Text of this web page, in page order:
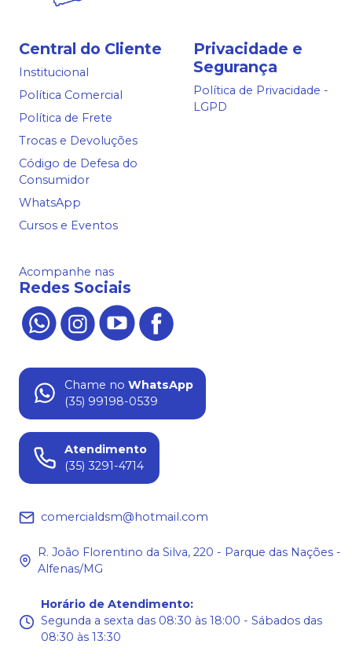
Central do Cliente
Institucional
Política Comercial
Política de Frete
Trocas e Devoluções
Código de Defesa do
Consumidor
WhatsApp
Cursos e Eventos
Privacidade e
Segurança
Política de Privacidade -
LGPD
Acompanhe nas
Redes Sociais
Chame no WhatsApp
(35) 99198-0539
Atendimento
(35) 3291-4714
comercialdsm@hotmail.com
R. João Florentino da Silva, 220 - Parque das Nações -
Alfenas/MG
Horário de Atendimento:
Segunda a sexta das 08:30 às 18:00 - Sábados das
08:30 às 13:30